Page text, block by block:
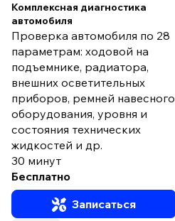
Комплексная диагностика
автомобиля
Проверка автомобиля по 28
параметрам: ходовой на
подъемнике, радиатора,
внешних осветительных
приборов, ремней навесного
оборудования, уровня и
состояния технических
жидкостей и др.
30 минут
Бесплатно
Записаться